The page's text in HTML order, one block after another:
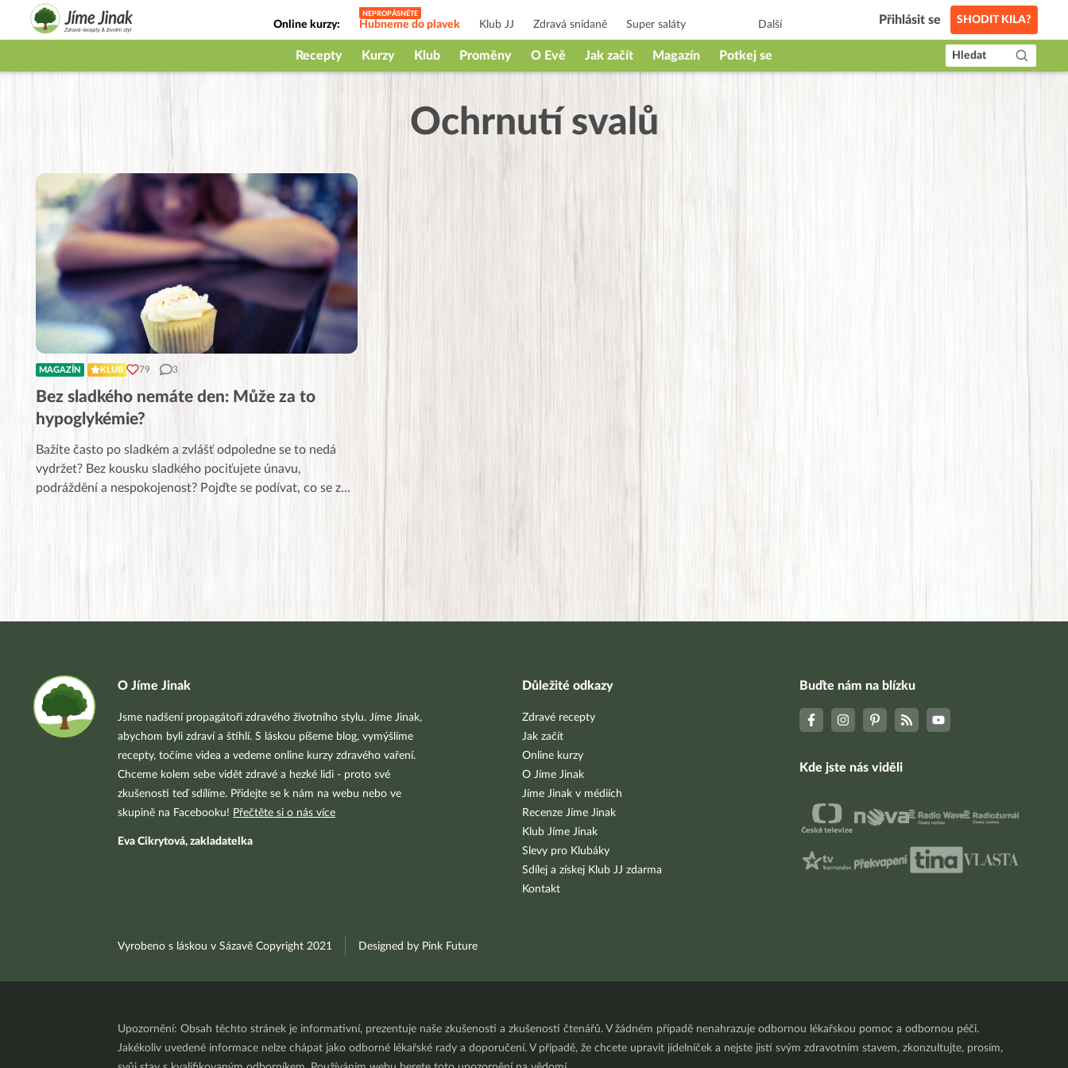
Online kurzy: Hubneme do plavek Klub JJ Zdravá snídaně Super saláty
Jak na babičky
Další Přihlásit se SHODIT KILA?
Recepty Kurzy Klub Proměny O Evě Jak začít Magazín Potkej se Hledat
Ochrnutí svalů
MAGAZÍN KLUB 79 3
Bez sladkého nemáte den: Může za to
hypoglykémie?
Bažíte často po sladkém a zvlášť odpoledne se to nedá
vydržet? Bez kousku sladkého pociťujete únavu,
podráždění a nespokojenost? Pojďte se podívat, co se z...
O Jíme Jinak
Jsme nadšení propagátoři zdravého životního stylu. Jíme Jinak,
abychom byli zdraví a štíhlí. S láskou píšeme blog, vymýšlíme
recepty, točíme videa a vedeme online kurzy zdravého vaření.
Chceme kolem sebe vidět zdravé a hezké lidi - proto své
zkušenosti teď sdílíme. Přidejte se k nám na webu nebo ve
skupině na Facebooku! Přečtěte si o nás více
Eva Cikrytová, zakladatelka
Důležité odkazy
Zdravé recepty
Jak začít
Online kurzy
O Jíme Jinak
Jíme Jinak v médiích
Recenze Jíme Jinak
Klub Jíme Jinak
Slevy pro Klubáky
Sdílej a získej Klub JJ zdarma
Kontakt
Buďte nám na blízku
Kde jste nás viděli
Vyrobeno s láskou v Sázavě Copyright 2021 Designed by Pink Future
Upozornění: Obsah těchto stránek je informativní, prezentuje naše zkušenosti a zkušenosti čtenářů. V žádném případě nenahrazuje odbornou lékařskou pomoc a odbornou péči.
Jakékoliv uvedené informace nelze chápat jako odborné lékařské rady a doporučení. V případě, že chcete upravit jídelníček a nejste jistí svým zdravotním stavem, zkonzultujte, prosím,